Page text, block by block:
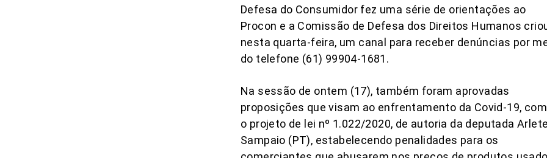
Defesa do Consumidor fez uma série de orientações ao
Procon e a Comissão de Defesa dos Direitos Humanos
nesta quarta-feira, um canal para receber denúncias por
do telefone (61) 99904-1681.
Na sessão de ontem (17), também foram aprovadas
proposições que visam ao enfrentamento da Covid-19,
o projeto de lei nº 1.022/2020, de autoria da deputada Arlete
Sampaio (PT), estabelecendo penalidades para os